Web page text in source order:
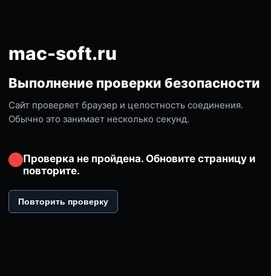
mac-soft.ru
Выполнение проверки безопасности
Сайт проверяет браузер и целостность соединения.
Обычно это занимает несколько секунд.
Проверка не пройдена. Обновите страницу и
повторите.
Повторить проверку